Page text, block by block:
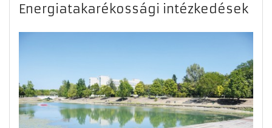
Energiatakarékossági intézkedések